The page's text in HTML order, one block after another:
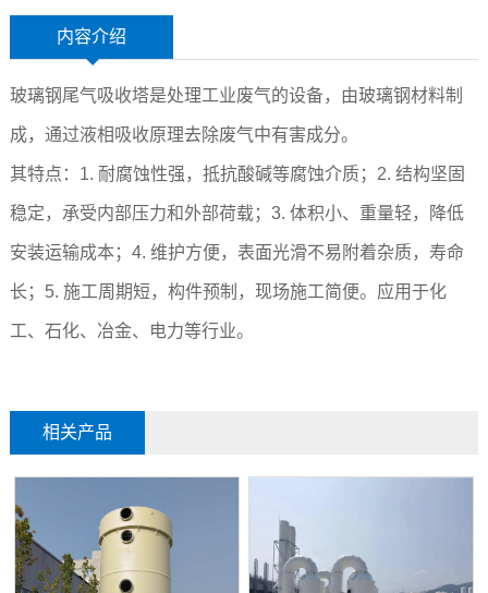
内容介绍
玻璃钢尾气吸收塔是处理工业废气的设备，由玻璃钢材料制
成，通过液相吸收原理去除废气中有害成分。
其特点：1. 耐腐蚀性强，抵抗酸碱等腐蚀介质；2. 结构坚固
稳定，承受内部压力和外部荷载；3. 体积小、重量轻，降低
安装运输成本；4. 维护方便，表面光滑不易附着杂质，寿命
长；5. 施工周期短，构件预制，现场施工简便。应用于化
工、石化、冶金、电力等行业。
相关产品